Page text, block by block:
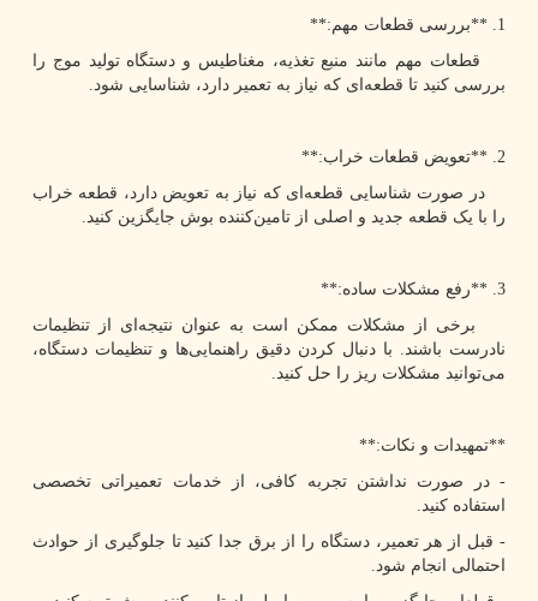
1. **بررسی قطعات مهم:**
قطعات مهم مانند منبع تغذیه، مغناطیس و دستگاه تولید موج را
بررسی کنید تا قطعه‌ای که نیاز به تعمیر دارد، شناسایی شود.
2. **تعویض قطعات خراب:**
در صورت شناسایی قطعه‌ای که نیاز به تعویض دارد، قطعه خراب
را با یک قطعه جدید و اصلی از تامین‌کننده بوش جایگزین کنید.
3. **رفع مشکلات ساده:**
برخی از مشکلات ممکن است به عنوان نتیجه‌ای از تنظیمات
نادرست باشند. با دنبال کردن دقیق راهنمایی‌ها و تنظیمات دستگاه،
می‌توانید مشکلات ریز را حل کنید.
**تمهیدات و نکات:**
- در صورت نداشتن تجربه کافی، از خدمات تعمیراتی تخصصی
استفاده کنید.
- قبل از هر تعمیر، دستگاه را از برق جدا کنید تا جلوگیری از حوادث
احتمالی انجام شود.